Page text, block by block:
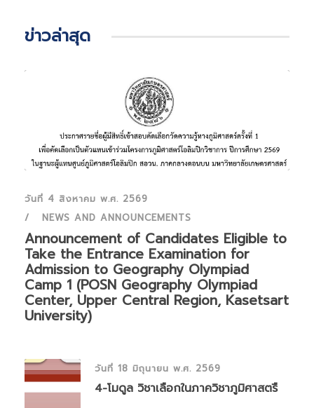
ข่าวล่าสุด
วันที่ 4 สิงหาคม พ.ศ. 2569
NEWS AND ANNOUNCEMENTS
Announcement of Candidates Eligible to
Take the Entrance Examination for
Admission to Geography Olympiad
Camp 1 (POSN Geography Olympiad
Center, Upper Central Region, Kasetsart
University)
วันที่ 18 มิถุนายน พ.ศ. 2569
4-โมดูล วิชาเลือกในภาควิชาภูมิศาสตรื